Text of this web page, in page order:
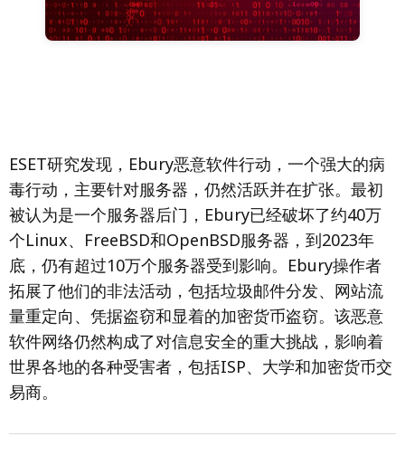
ESET研究发现，Ebury恶意软件行动，一个强大的病
毒行动，主要针对服务器，仍然活跃并在扩张。最初
被认为是一个服务器后门，Ebury已经破坏了约40万
个Linux、FreeBSD和OpenBSD服务器，到2023年
底，仍有超过10万个服务器受到影响。Ebury操作者
拓展了他们的非法活动，包括垃圾邮件分发、网站流
量重定向、凭据盗窃和显着的加密货币盗窃。该恶意
软件网络仍然构成了对信息安全的重大挑战，影响着
世界各地的各种受害者，包括ISP、大学和加密货币交
易商。